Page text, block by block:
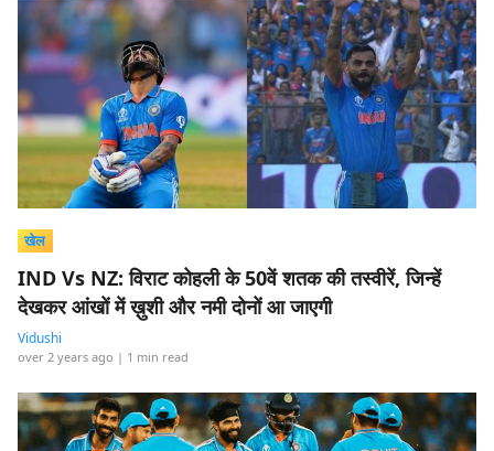
खेल
IND Vs NZ: विराट कोहली के 50वें शतक की तस्वीरें, जिन्हें
देखकर आंखों में ख़ुशी और नमी दोनों आ जाएगी
Vidushi
over 2 years ago | 1 min read